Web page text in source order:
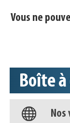
Vous ne
Boîte
Nos